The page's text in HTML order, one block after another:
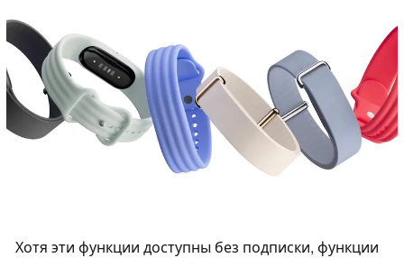
Хотя эти функции доступны без подписки, функции